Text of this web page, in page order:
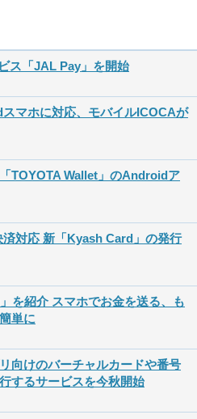
ス「JAL Pay」を開始
マホに対応、モバイルICOCAが
TOYOTA Wallet」のAndroidア
対応 新「Kyash Card」の発行
を紹介 スマホでお金を送る、も
単に
向けのバーチャルカードや番号
するサービスを今秋開始